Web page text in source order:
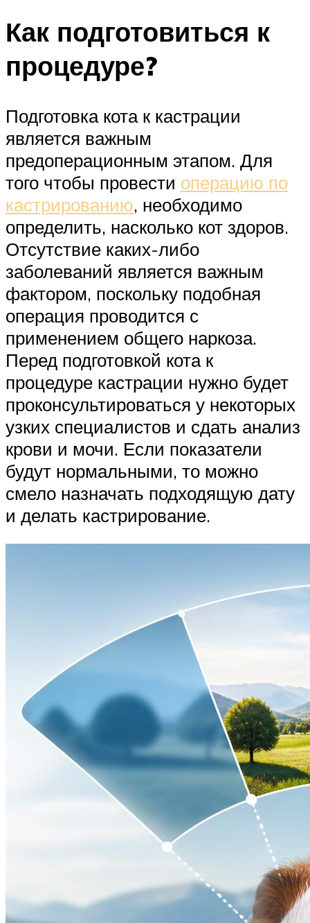
Как подготовиться к
процедуре?
Подготовка кота к кастрации
является важным
предоперационным этапом. Для
того чтобы провести операцию по
кастрированию, необходимо
определить, насколько кот здоров.
Отсутствие каких-либо
заболеваний является важным
фактором, поскольку подобная
операция проводится с
применением общего наркоза.
Перед подготовкой кота к
процедуре кастрации нужно будет
проконсультироваться у некоторых
узких специалистов и сдать анализ
крови и мочи. Если показатели
будут нормальными, то можно
смело назначать подходящую дату
и делать кастрирование.